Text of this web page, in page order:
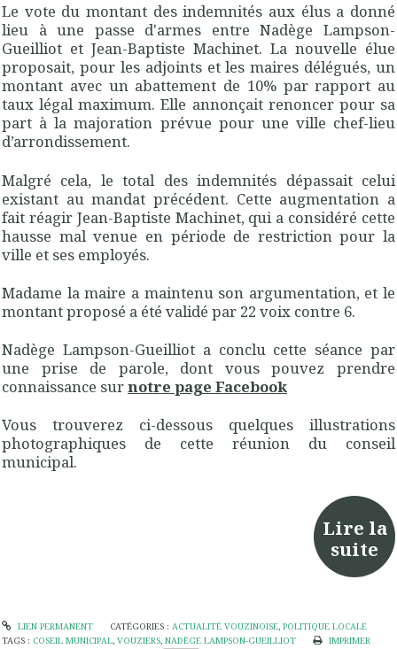
Le vote du montant des indemnités aux élus a donné
lieu à une passe d'armes entre Nadège Lampson-
Gueilliot et Jean-Baptiste Machinet. La nouvelle élue
proposait, pour les adjoints et les maires délégués, un
montant avec un abattement de 10% par rapport au
taux légal maximum. Elle annonçait renoncer pour sa
part à la majoration prévue pour une ville chef-lieu
d’arrondissement.
Malgré cela, le total des indemnités dépassait celui
existant au mandat précédent. Cette augmentation a
fait réagir Jean-Baptiste Machinet, qui a considéré cette
hausse mal venue en période de restriction pour la
ville et ses employés.
Madame la maire a maintenu son argumentation, et le
montant proposé a été validé par 22 voix contre 6.
Nadège Lampson-Gueilliot a conclu cette séance par
une prise de parole, dont vous pouvez prendre
connaissance surnotre page Facebook
Vous trouverez ci-dessous quelques illustrations
photographiques de cette réunion du conseil
municipal.
Lire la
suite
LIEN PERMANENT CATÉGORIES : ACTUALITÉ VOUZINOISE, POLITIQUE LOCALE
TAGS : COSEIL MUNICIPAL, VOUZIERS, NADÈGE LAMPSON-GUEILLIOT
IMPRIMER